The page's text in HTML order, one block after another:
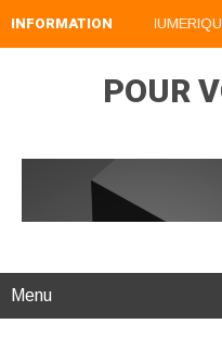
INFORMATION
NOS LIVRES
POUR
Menu